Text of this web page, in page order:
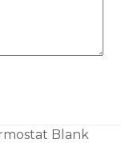
Blank